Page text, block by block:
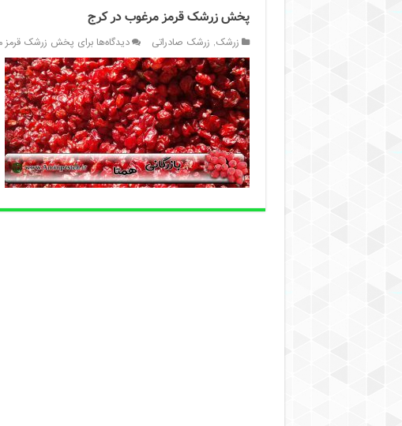
پخش زرشک قرمز مرغوب در کرج
زرشک, زرشک صادراتی دیدگاه‌هابرای پخش زرشک قرمز